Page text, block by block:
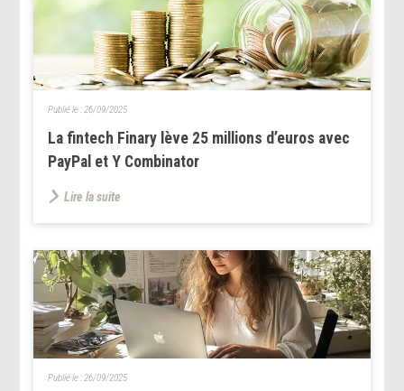
La fintech Finary lève 25 millions d’euros avec
PayPal et Y Combinator
Publié le : 26/09/2025
Lire la suite
Publié le : 26/09/2025